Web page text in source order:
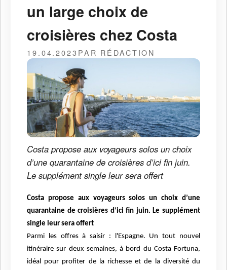
un large choix de
croisières chez Costa
19.04.2023PAR RÉDACTION
Costa propose aux voyageurs solos un choix
d’une quarantaine de croisières d’ici fin juin.
Le supplément single leur sera offert
Costa propose aux voyageurs solos un choix d’une
quarantaine de croisières d’ici fin juin. Le supplément
single leur sera offert
Parmi les offres à saisir : l'Espagne. Un tout nouvel
itinéraire sur deux semaines, à bord du Costa Fortuna,
idéal pour profiter de la richesse et de la diversité du